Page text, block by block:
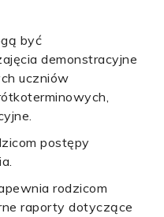
być
demonstracyjne
uczniów
postępy
rodzicom
raporty dotyczące